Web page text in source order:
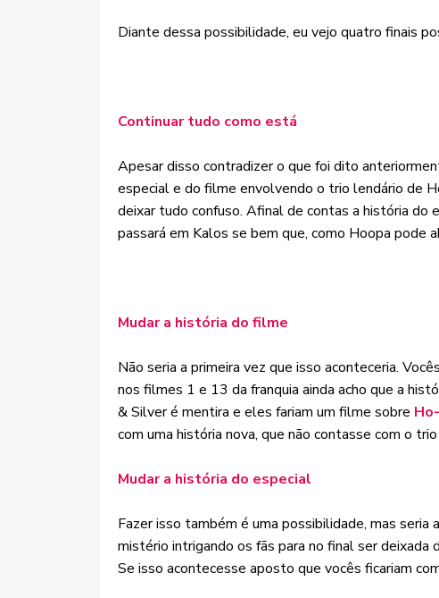
Diante dessa possibilidade, eu vejo quatro finais
Continuar tudo como está
Apesar disso contradizer o que foi dito
especial e do filme envolvendo o trio lendário de
deixar tudo confuso. Afinal de contas a história do
passará em Kalos se bem que, como Hoopa pode
Mudar a história do filme
Não seria a primeira vez que isso aconteceria.
nos filmes 1 e 13 da franquia ainda acho que a
& Silver é mentira e eles fariam um filme sobre
com uma história nova, que não contasse com o
Mudar a história do especial
Fazer isso também é uma possibilidade, mas seria
mistério intrigando os fãs para no final ser
Se isso acontecesse aposto que vocês ficariam